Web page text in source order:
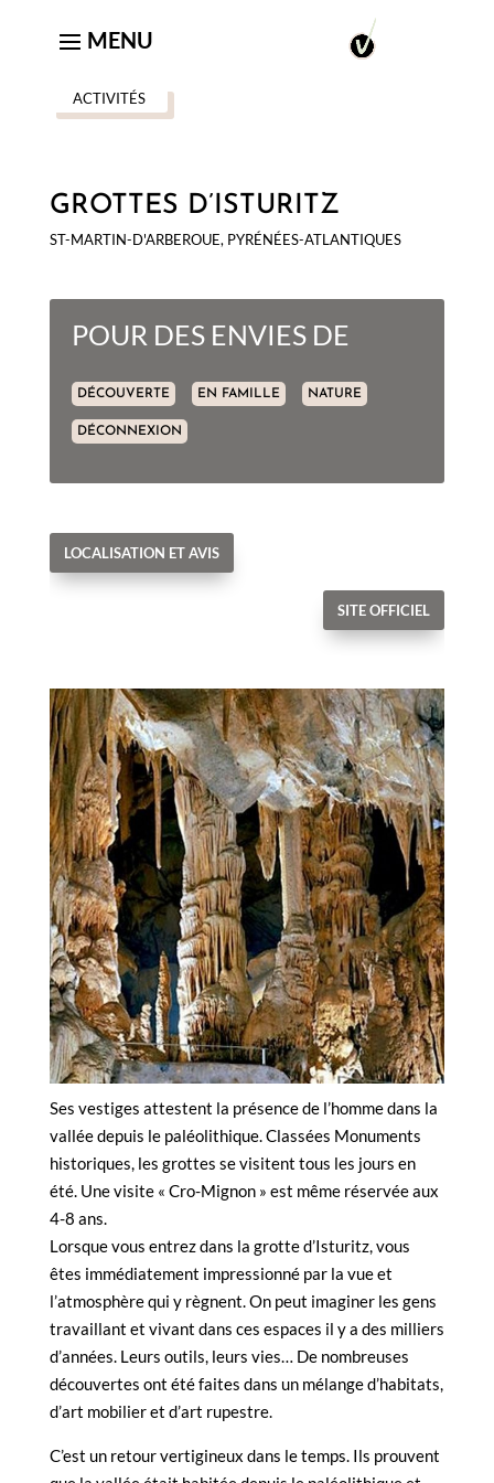
ACTIVITÉS
GROTTES D’ISTURITZ
ST-MARTIN-D'ARBEROUE, PYRÉNÉES-ATLANTIQUES
POUR DES ENVIES DE
DÉCOUVERTE EN FAMILLE NATURE
DÉCONNEXION
LOCALISATION ET AVIS
SITE OFFICIEL
Ses vestiges attestent la présence de l’homme dans la
vallée depuis le paléolithique. Classées Monuments
historiques, les grottes se visitent tous les jours en
été. Une visite « Cro-Mignon » est même réservée aux
4-8 ans.
Lorsque vous entrez dans la grotte d’Isturitz, vous
êtes immédiatement impressionné par la vue et
l’atmosphère qui y règnent. On peut imaginer les gens
travaillant et vivant dans ces espaces il y a des milliers
d’années. Leurs outils, leurs vies… De nombreuses
découvertes ont été faites dans un mélange d’habitats,
d’art mobilier et d’art rupestre.
C’est un retour vertigineux dans le temps. Ils prouvent